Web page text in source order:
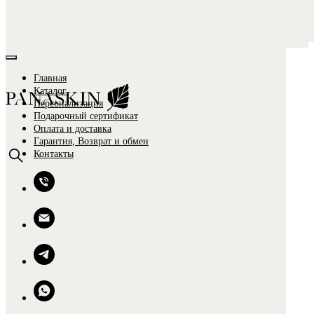
Главная
Каталог
Персонализация
Подарочный сертификат
Оплата и доставка
Гарантия, Возврат и обмен
Контакты